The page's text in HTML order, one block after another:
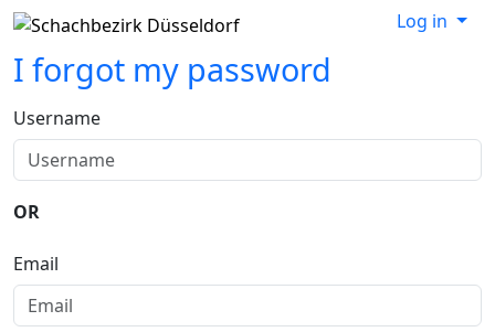
Log in
I forgot my password
Username
OR
Email